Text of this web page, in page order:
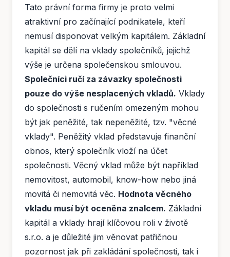
Tato právní forma firmy je proto velmi
atraktivní pro začínající podnikatele, kteří
nemusí disponovat velkým kapitálem. Základní
kapitál se dělí na vklady společníků, jejichž
výše je určena společenskou smlouvou.
Společníci ručí za závazky společnosti
pouze do výše nesplacených vkladů. Vklady
do společnosti s ručením omezeným mohou
být jak peněžité, tak nepeněžité, tzv. "věcné
vklady". Peněžitý vklad představuje finanční
obnos, který společník vloží na účet
společnosti. Věcný vklad může být například
nemovitost, automobil, know-how nebo jiná
movitá či nemovitá věc. Hodnota věcného
vkladu musí být oceněna znalcem. Základní
kapitál a vklady hrají klíčovou roli v životě
s.r.o. a je důležité jim věnovat patřičnou
pozornost jak při zakládání společnosti, tak i